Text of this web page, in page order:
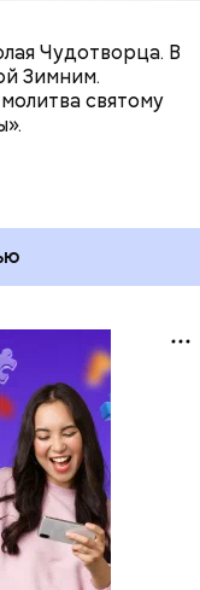
Чудотворца. В
Зимним.
святому